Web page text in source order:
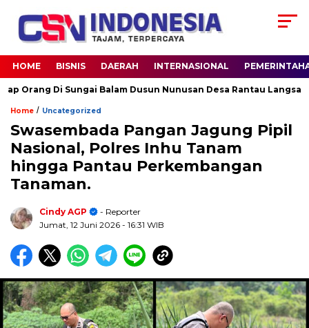
HOME BISNIS DAERAH INTERNASIONAL
Di Sungai Balam Dusun Nunusan Desa Rantau Langsat kec.
Home / Uncategorized
Swasembada Pangan Jagung Pipil
Nasional, Polres Inhu Tanam
hingga Pantau Perkembangan
Tanaman.
Cindy AGP
- Reporter
Jumat, 12 Juni 2026 - 16:31 WIB